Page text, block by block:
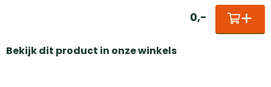
0,-
Bekijk dit product in onze winkels